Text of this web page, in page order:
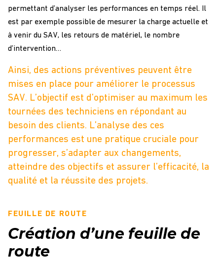
permettant d’analyser les performances en temps réel. Il
est par exemple possible de mesurer la charge actuelle et
à venir du SAV, les retours de matériel, le nombre
d’intervention…
Ainsi, des actions préventives peuvent être
mises en place pour améliorer le processus
SAV. L’objectif est d’optimiser au maximum les
tournées des techniciens en répondant au
besoin des clients. L’analyse des ces
performances est une pratique cruciale pour
progresser, s’adapter aux changements,
atteindre des objectifs et assurer l’efficacité, la
qualité et la réussite des projets.
FEUILLE DE ROUTE
Création d’une feuille de
route